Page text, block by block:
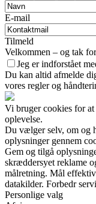
E-mail
Tilmeld
Velkommen – og tak
Jeg er indforstået
Du kan altid afmelde
vores regler og
Vi bruger cookies for
oplevelse.
Du vælger selv, om og
oplysninger gennem
Gem og tilgå
skræddersyet reklame
målretning. Mål
datakilder. Forbedr
Personlige valg